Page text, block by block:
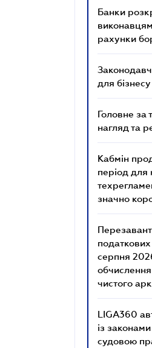
Банки
рахунки
для бізнесу
Головне
нагляд та
Кабмін
період для
значно
податкових
серпня
обчислення
чистого
LIGA360
із законами
судовою